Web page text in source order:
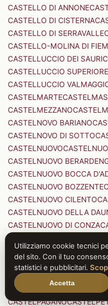
CASTELLO DI ANNONE
CASTELLO DI CISTERNA
CASTELLO DI SERRAVALLE
CASTELLO-MOLINA DI
CASTELLUCCIO DEI SAURI
CASTELLUCCIO SUPERIORE
CASTELLUCCIO
CASTELMARTE
CASTELMEZZANO
CASTELNOVO BARIANO
CASTELNOVO DI SOTTO
CASTELNUOVO
CASTELNUOVO
CASTELNUOVO BOCCA
CASTELNUOVO BOZZENTE
CASTELNUOVO CILENTO
CASTELNUOVO DELLA
CASTELNUOVO DI CONZA
CASTELNUOVO DI PORTO
CASTELNUOVO MAGRA
CASTELNUOVO PARANO
CASTELNUOVO SCRIVIA
CASTELPAGANO
Utilizziamo cookie tecnici
del sito. Con il tuo
statistici e pubblicitari.
Accetta